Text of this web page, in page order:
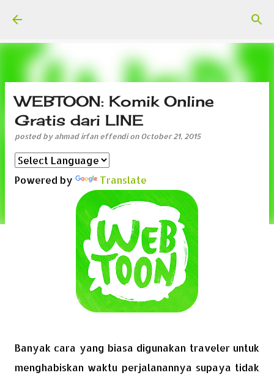
WEBTOON: Komik Online
Gratis dari LINE
posted by ahmad irfan effendi on October 21, 2015
Powered by Translate
Banyak cara yang biasa digunakan traveler untuk
menghabiskan waktu perjalanannya supaya tidak